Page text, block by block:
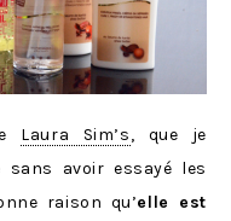
Laura Sim’s, que je
sans avoir essayé les
raison qu’elle est